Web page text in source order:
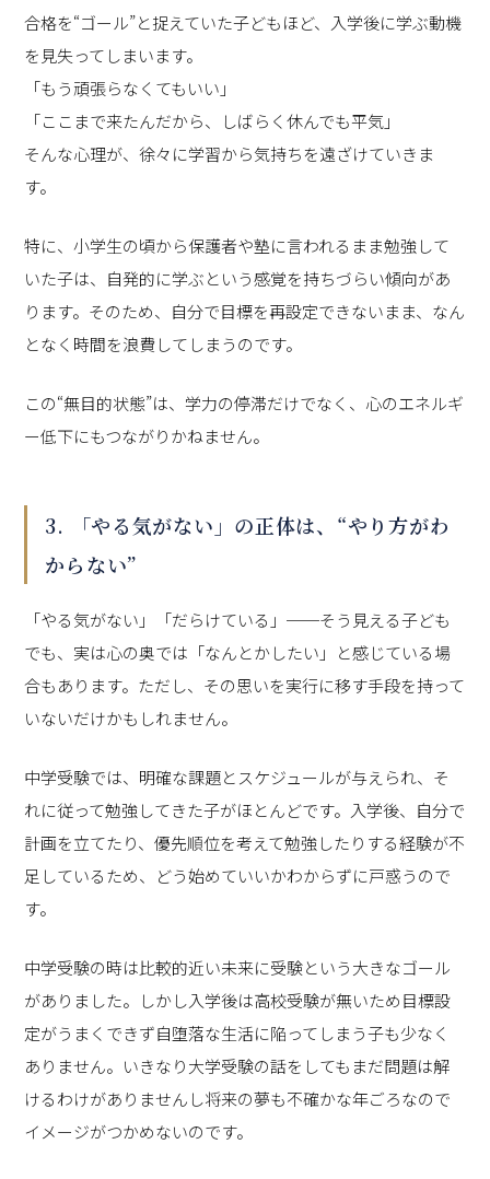
合格を“ゴール”と捉えていた子どもほど、入学後に学ぶ動機
を見失ってしまいます。
「もう頑張らなくてもいい」
「ここまで来たんだから、しばらく休んでも平気」
そんな心理が、徐々に学習から気持ちを遠ざけていきま
す。
特に、小学生の頃から保護者や塾に言われるまま勉強して
いた子は、自発的に学ぶという感覚を持ちづらい傾向があ
ります。そのため、自分で目標を再設定できないまま、なん
となく時間を浪費してしまうのです。
この“無目的状態”は、学力の停滞だけでなく、心のエネルギ
ー低下にもつながりかねません。
3. 「やる気がない」の正体は、“やり方がわ
からない”
「やる気がない」「だらけている」──そう見える子ども
でも、実は心の奥では「なんとかしたい」と感じている場
合もあります。ただし、その思いを実行に移す手段を持って
いないだけかもしれません。
中学受験では、明確な課題とスケジュールが与えられ、そ
れに従って勉強してきた子がほとんどです。入学後、自分で
計画を立てたり、優先順位を考えて勉強したりする経験が不
足しているため、どう始めていいかわからずに戸惑うので
す。
中学受験の時は比較的近い未来に受験という大きなゴール
がありました。しかし入学後は高校受験が無いため目標設
定がうまくできず自堕落な生活に陥ってしまう子も少なく
ありません。いきなり大学受験の話をしてもまだ問題は解
けるわけがありませんし将来の夢も不確かな年ごろなので
イメージがつかめないのです。